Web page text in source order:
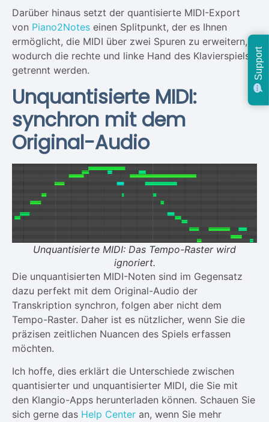
Darüber hinaus setzt der quantisierte MIDI-Export
von Piano2Notes einen Splitpunkt, der es Ihnen
ermöglicht, die MIDI über zwei Spuren zu erweitern,
wodurch die rechte und linke Hand des Klavierspiels
getrennt werden.
Unquantisierte MIDI:
synchron mit dem
Original-Audio
Unquantisierte MIDI: Das Tempo-Raster wird
ignoriert.
Die unquantisierten MIDI-Noten sind im Gegensatz
dazu perfekt mit dem Original-Audio der
Transkription synchron, folgen aber nicht dem
Tempo-Raster. Daher ist es nützlicher, wenn Sie die
präzisen zeitlichen Nuancen des Spiels erfassen
möchten.
Ich hoffe, dies erklärt die Unterschiede zwischen
quantisierter und unquantisierter MIDI, die Sie mit
den Klangio-Apps herunterladen können. Schauen Sie
sich gerne das Help Center an, wenn Sie mehr
Support